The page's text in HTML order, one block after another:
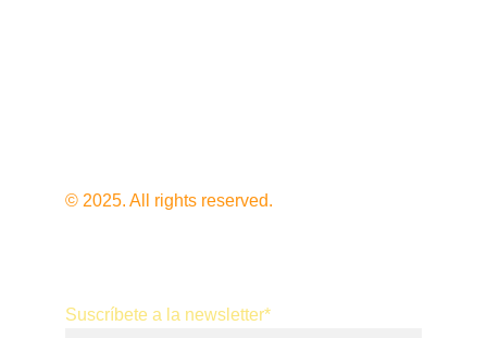
© 2025. All rights reserved.
Suscríbete a la newsletter*